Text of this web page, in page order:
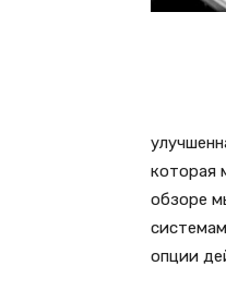
которая
обзоре
опции